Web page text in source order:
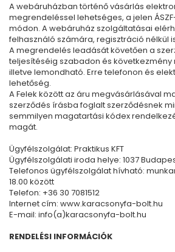
A webáruházban történő vásárlás
megrendeléssel lehetséges, a jelen
módon. A webáruház szolgáltatásai
felhasználó számára, regisztráció nélkül
A megrendelés leadását követően a
teljesítéséig szabadon és következmény
illetve lemondható. Erre telefonon és
lehetőség.
A Felek között az áru megvásárlásával
szerződés írásba foglalt szerződésnek
semmilyen magatartási kódex
magát.
Ügyfélszolgálat: Praktikus KFT
Ügyfélszolgálati iroda helye: 1037
Telefonos ügyfélszolgálat hívható:
18.00 között
Telefon: +36 30 7081512
Internet cím: www.karacsonyfa-bolt.hu
E-mail: info(a)karacsonyfa-bolt.hu
RENDELÉSI INFORMÁCIÓK